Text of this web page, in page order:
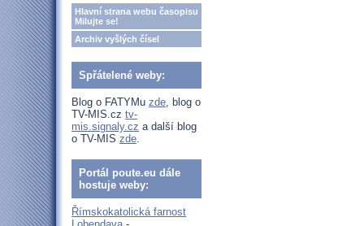
Hlavní strana webu časopisu
Milujte se!
Archiv vyšlých čísel
Spřátelené weby:
Blog o FATYMu zde, blog o
TV-MIS.cz tv-
mis.signaly.cz a další blog
o TV-MIS zde.
Portál poute.eu dále
hostuje weby:
Římskokatolická farnost